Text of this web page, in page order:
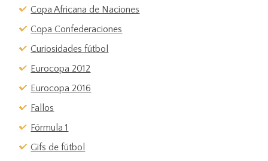
Copa Africana de Naciones
Copa Confederaciones
Curiosidades fútbol
Eurocopa 2012
Eurocopa 2016
Fallos
Fórmula 1
Gifs de fútbol